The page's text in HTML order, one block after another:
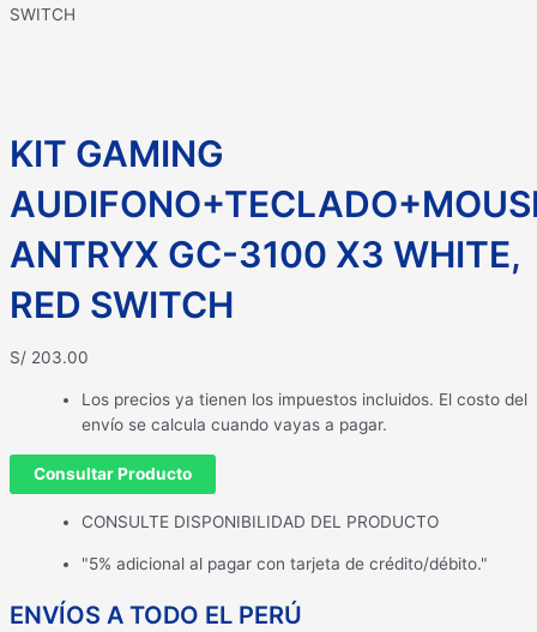
SWITCH
KIT GAMING
ANTRYX GC-3100 X3 WHITE,
RED SWITCH
S/ 203.00
Los precios ya tienen los impuestos incluidos. El costo del
envío se calcula cuando vayas a pagar.
Consultar Producto
CONSULTE DISPONIBILIDAD DEL PRODUCTO
"5% adicional al pagar con tarjeta de crédito/débito."
ENVÍOS A TODO EL PERÚ